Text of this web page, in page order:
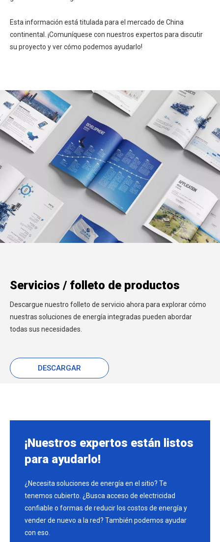
Esta información está titulada para el mercado de China
continental. ¡Comuníquese con nuestros expertos para discutir
su proyecto y ver cómo podemos ayudarlo!
Servicios / folleto de productos
Descargue nuestro folleto de servicio ahora para explorar cómo
nuestras soluciones de energía integradas pueden abordar
todas sus necesidades.
DESCARGAR
¡Nuestros expertos están listos
para ayudarlo!
¿Necesita soluciones de energía en el sitio? Te
tenemos cubierto. ¿Busca acceso de electricidad
confiable o formas de reducir los costos de energía y
vender de nuevo a la red? También podemos ayudar
con eso.